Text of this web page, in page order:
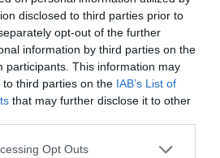
disclosed to third parties prior to
opt-out of the further
information by third parties on the
participants. This information may
third parties on the IAB’s List of
that may further disclose it to other
app uses one or more Google
Opt Outs
mellett az olyan hidegvérű
és hüllők – valamint a
böjt idején.